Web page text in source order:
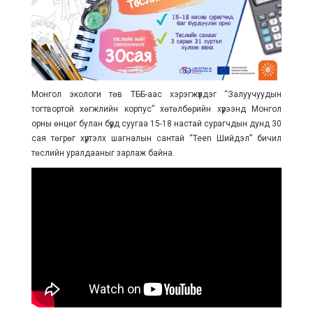
Монгол экологи төв ТББ-аас хэрэгжүүлдэг “Залуучуудын
тогтвортой хөгжлийн корпус” хөтөлбөрийн хүрээнд Монгол
орны өнцөг булан бүрд суугаа 15-18 настай сурагчдын дунд 30
сая төгрөг хүртэлх шагналын сантай “Teen Шийдэл” бичил
төслийн уралдааныг зарлаж байна.